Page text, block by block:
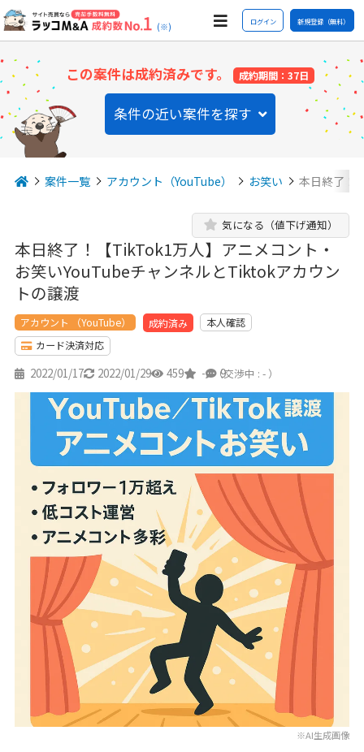
(※) ログイン 新規登録（無料）
この案件は成約済みです。 成約期間：37日
条件の近い案件を探す
案件一覧 アカウント（YouTube） お笑い 本日終了！
本日終了！【TikTok1万人】アニメコント・
お笑いYouTubeチャンネルとTiktokアカウン
トの譲渡
気になる（値下げ通知）
アカウント （YouTube） 成約済み
本人確認
カード決済対応
2022/01/17 2022/01/29 459 - 9
（交渉中 : - ）
※AI生成画像